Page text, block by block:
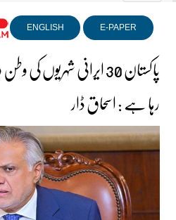
E-PAPER
ENGLISH
پاکستان 30 ایرانی
رہا ہے : اسحاق ڈار